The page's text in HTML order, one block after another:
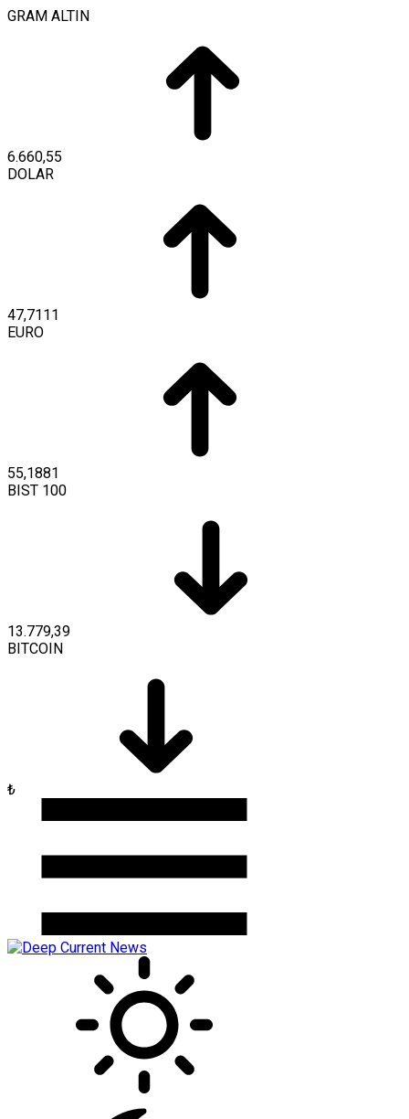
GRAM ALTIN
6.660,55
DOLAR
47,7111
EURO
55,1881
BIST 100
13.779,39
BITCOIN
₺